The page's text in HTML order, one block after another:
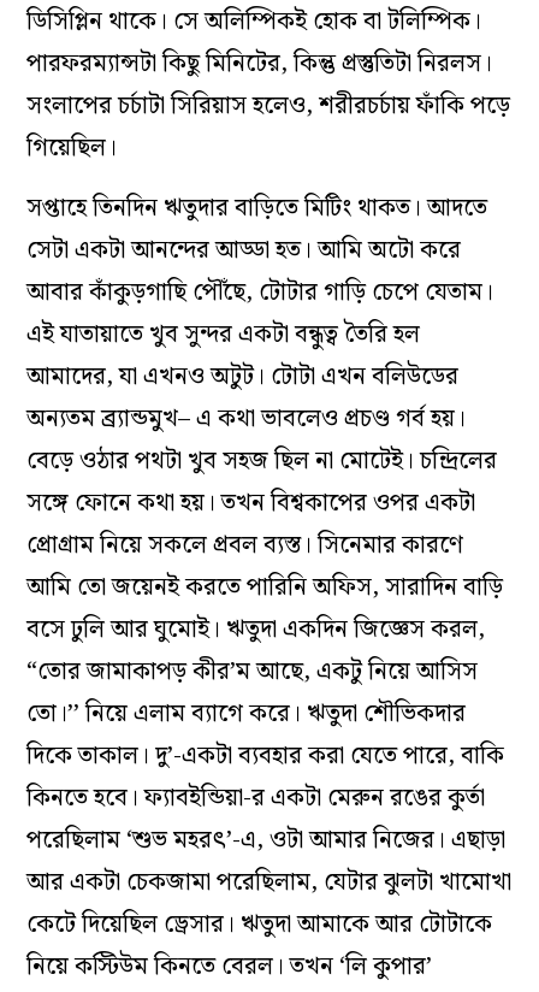
ডিসিপ্লিন থাকে। সে অলিম্পিকই হোক বা টলিম্পিক।
পারফরম‌্যান্সটা কিছু মিনিটের, কিন্তু প্রস্তুতিটা নিরলস।
সংলাপের চর্চাটা সিরিয়াস হলেও, শরীরচর্চায় ফাঁকি পড়ে
গিয়েছিল।
সপ্তাহে তিনদিন ঋতুদার বাড়িতে মিটিং থাকত। আদতে
সেটা একটা আনন্দের আড্ডা হত। আমি অটো করে
আবার কাঁকুড়গাছি পৌঁছে, টোটার গাড়ি চেপে যেতাম।
এই যাতায়াতে খুব সুন্দর একটা বন্ধুত্ব তৈরি হল
আমাদের, যা এখনও অটুট। টোটা এখন বলিউডের
অন‌্যতম ব্র্যান্ডমুখ– এ কথা ভাবলেও প্রচণ্ড গর্ব হয়।
বেড়ে ওঠার পথটা খুব সহজ ছিল না মোটেই। চন্দ্রিলের
সঙ্গে ফোনে কথা হয়। তখন বিশ্বকাপের ওপর একটা
প্রোগ্রাম নিয়ে সকলে প্রবল ব‌্যস্ত। সিনেমার কারণে
আমি তো জয়েনই করতে পারিনি অফিস, সারাদিন বাড়ি
বসে ঢুলি আর ঘুমোই। ঋতুদা একদিন জিজ্ঞেস করল,
“তোর জামাকাপড় কীর’ম আছে, একটু নিয়ে আসিস
তো।’’ নিয়ে এলাম ‌ব্যাগে করে। ঋতুদা শৌভিকদার
দিকে তাকাল। দু’-একটা ব‌্যবহার করা যেতে পারে, বাকি
কিনতে হবে। ফ‌্যাবইন্ডিয়া-র একটা মেরুন রঙের কুর্তা
পরেছিলাম ‘শুভ মহরৎ’-এ, ওটা আমার নিজের। এছাড়া
আর একটা চেকজামা পরেছিলাম, যেটার ঝুলটা খামোখা
কেটে দিয়েছিল ড্রেসার। ঋতুদা আমাকে আর টোটাকে
নিয়ে কস্টিউম কিনতে বেরল। তখন ‘লি কুপার’